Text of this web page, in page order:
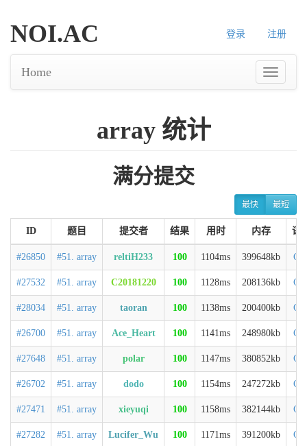
登录 注册
NOI.AC
Home
array 统计
满分提交
最快 最短
ID 题目 提交者 结果 用时 内存 语
#26850 #51. array reltiH233 100 1104ms 399648kb
#27532 #51. array C20181220 100 1128ms 208136kb
#28034 #51. array taoran 100 1138ms 200400kb
#26700 #51. array Ace_Heart 100 1141ms 248980kb
#27648 #51. array polar 100 1147ms 380852kb
#26702 #51. array dodo 100 1154ms 247272kb
#27471 #51. array xieyuqi 100 1158ms 382144kb
#27282 #51. array Lucifer_Wu 100 1171ms 391200kb